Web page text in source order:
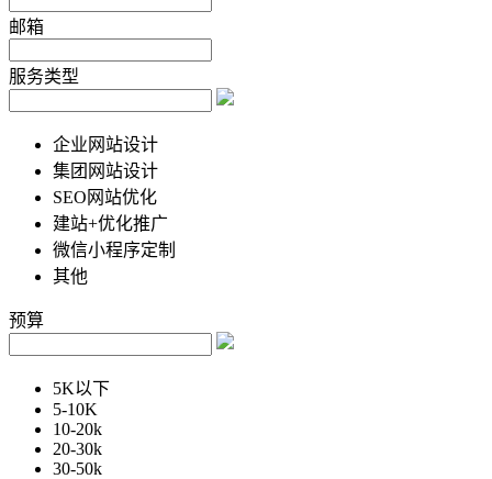
邮箱
服务类型
企业网站设计
集团网站设计
SEO网站优化
建站+优化推广
微信小程序定制
其他
预算
5K以下
5-10K
10-20k
20-30k
30-50k